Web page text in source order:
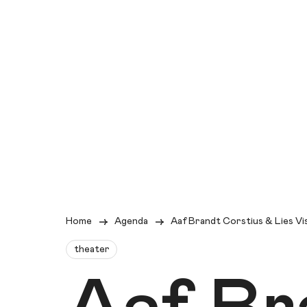
Home Agenda Aaf Brandt Corstius & Lies
theater